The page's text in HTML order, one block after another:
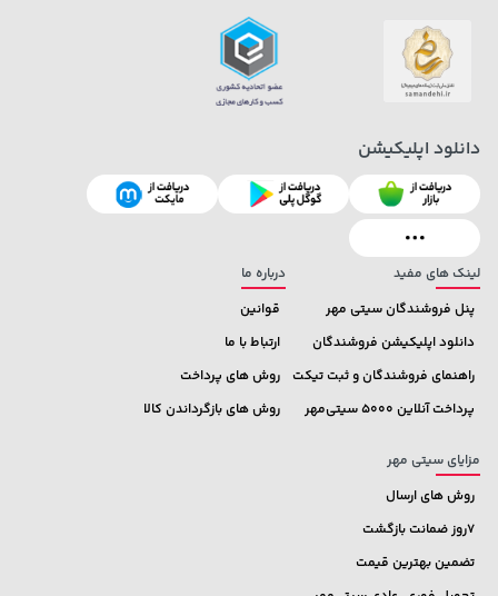
141,000 تومان
165,900
171,500
لینک های مفید
پنل فروشندگان سیتی مهر
دانلود اپلیکیشن فروشندگان
راهنمای فروشندگان و ثبت تیکت
پرداخت آنلاین 5000 سیتی‌مهر
درباره ما
قوانین
ارتباط با ما
روش های پرداخت
روش های بازگرداندن کالا
مزایای سیتی مهر
روش های ارسال
7روز ضمانت بازگشت
تضمین بهترین قیمت
دانلود اپلیکیشن